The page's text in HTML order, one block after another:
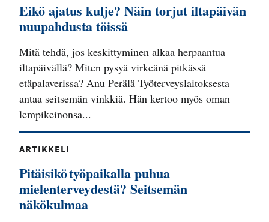
Eikö ajatus kulje? Näin torjut iltapäivän
nuupahdusta töissä
Mitä tehdä, jos keskittyminen alkaa herpaantua
iltapäivällä? Miten pysyä virkeänä pitkässä
etäpalaverissa? Anu Perälä Työterveyslaitoksesta
antaa seitsemän vinkkiä. Hän kertoo myös oman
lempikeinonsa...
ARTIKKELI
Pitäisikö työpaikalla puhua
mielenterveydestä? Seitsemän
näkökulmaa